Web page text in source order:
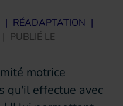
| RÉADAPTATION |
| PUBLIÉ LE